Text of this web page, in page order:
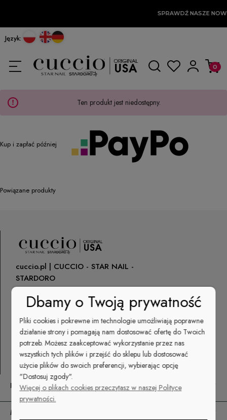
SPRAWDŹ NASZE
Język:
Ten produkt jest niedostępny.
Kup i zapłać później
Powiązane produkty
POMOC
MOJE KONTO
cuccio.pl | CUCCIO - STAR NAIL -
STARDORO
Lipiny 2
92-701 Łódź
NIP: 725 000 62 20
sklep@cuccio.pl
+48 512 041 222
Dbamy o Twoją prywatność
Pliki cookies i pokrewne im technologie umożliwiają poprawne
działanie strony i pomagają nam dostosować ofertę do Twoich
potrzeb. Możesz zaakceptować wykorzystanie przez nas
wszystkich tych plików i przejść do sklepu lub dostosować
użycie plików do swoich preferencji, wybierając opcję
"Dostosuj zgody".
Więcej o plikach cookies przeczytasz w naszej Polityce
prywatności.